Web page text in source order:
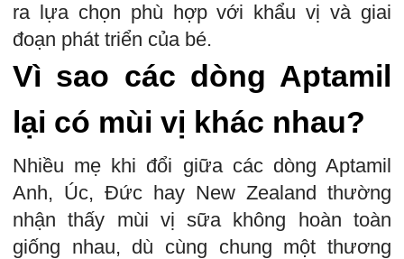
ra lựa chọn phù hợp với khẩu vị và giai
đoạn phát triển của bé.
Vì sao các dòng Aptamil
lại có mùi vị khác nhau?
Nhiều mẹ khi đổi giữa các dòng Aptamil
Anh, Úc, Đức hay New Zealand thường
nhận thấy mùi vị sữa không hoàn toàn
giống nhau, dù cùng chung một thương